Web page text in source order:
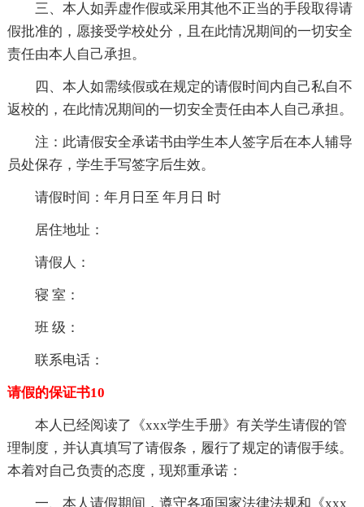
三、本人如弄虚作假或采用其他不正当的手段取得请
假批准的，愿接受学校处分，且在此情况期间的一切安全
责任由本人自己承担。
四、本人如需续假或在规定的请假时间内自己私自不
返校的，在此情况期间的一切安全责任由本人自己承担。
注：此请假安全承诺书由学生本人签字后在本人辅导
员处保存，学生手写签字后生效。
请假时间：年月日至 年月日 时
居住地址：
请假人：
寝 室：
班 级：
联系电话：
请假的保证书10
本人已经阅读了《xxx学生手册》有关学生请假的管
理制度，并认真填写了请假条，履行了规定的请假手续。
本着对自己负责的态度，现郑重承诺：
一、本人请假期间，遵守各项国家法律法规和《xxx